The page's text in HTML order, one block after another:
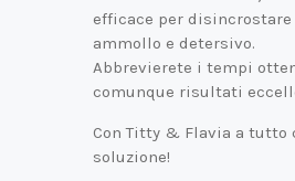
efficace per disincrostare
ammollo e detersivo.
Abbrevierete i tempi
comunque risultati
Con Titty & Flavia a tutto
soluzione!